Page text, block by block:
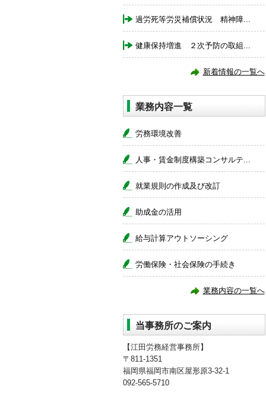
過労死等労災補償状況 精神障...
健康保持増進 ２次予防の取組...
新着情報の一覧へ
業務内容一覧
労務環境改善
人事・賃金制度構築コンサルテ...
就業規則の作成及び改訂
助成金の活用
給与計算アウトソーシング
労働保険・社会保険の手続き
業務内容の一覧へ
当事務所のご案内
【江田労務経営事務所】
〒811-1351
福岡県福岡市南区屋形原3-32-1
092-565-5710